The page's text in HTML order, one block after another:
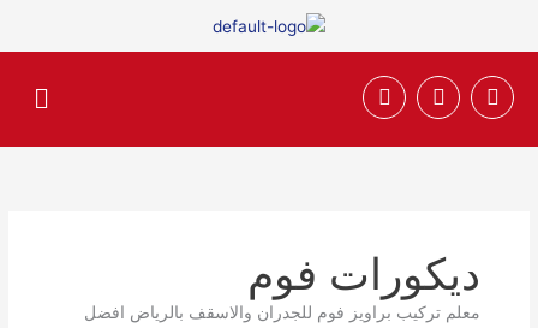
F
a
e
T
w
t
I
n
t
m
ديكورات فوم
معلم تركيب براويز فوم للجدران والاسقف بالرياض افضل